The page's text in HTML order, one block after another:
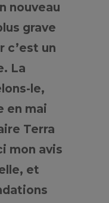
nouveau
grave
c’est un
La
le,
en mai
Terra
mon avis
et